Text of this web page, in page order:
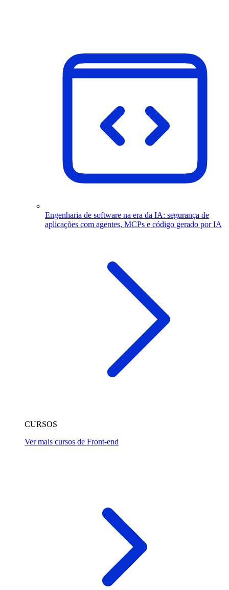
Engenharia de software na era da IA: segurança de
aplicações com agentes, MCPs e código gerado por IA
CURSOS
Ver mais cursos de Front-end